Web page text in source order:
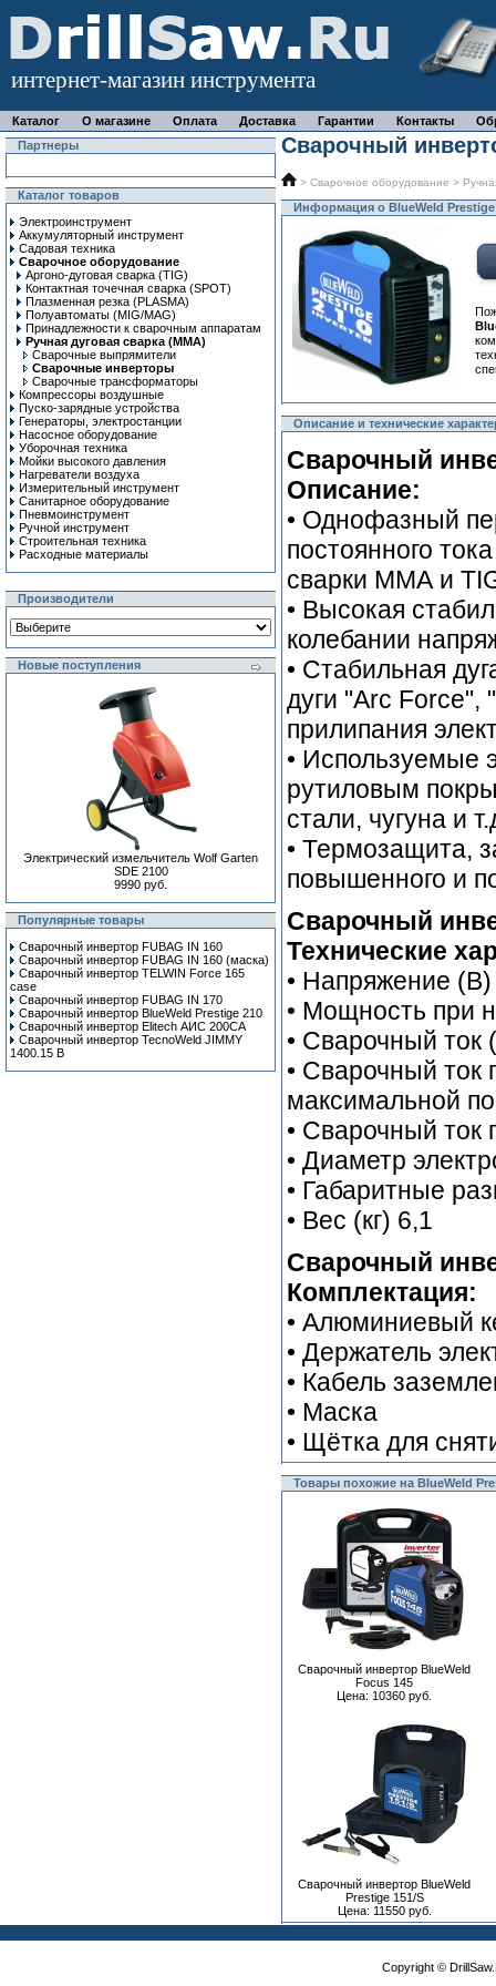
интернет-магазин инструмента
Каталог О магазине Оплата Доставка Гарантии Контакты
Партнеры
Каталог товаров
Электроинструмент
Аккумуляторный инструмент
Садовая техника
Сварочное оборудование
Аргоно-дуговая сварка (TIG)
Контактная точечная сварка (SPOT)
Плазменная резка (PLASMA)
Полуавтоматы (MIG/MAG)
Принадлежности к сварочным аппаратам
Ручная дуговая сварка (MMA)
Сварочные выпрямители
Сварочные инверторы
Сварочные трансформаторы
Компрессоры воздушные
Пуско-зарядные устройства
Генераторы, электростанции
Насосное оборудование
Уборочная техника
Мойки высокого давления
Нагреватели воздуха
Измерительный инструмент
Санитарное оборудование
Пневмоинструмент
Ручной инcтрумент
Строительная техника
Расходные материалы
Производители
Новые поступления
Электрический измельчитель Wolf Garten
SDE 2100
9990 руб.
Популярные товары
Сварочный инвертор FUBAG IN 160
Сварочный инвертор FUBAG IN 160 (маска)
Сварочный инвертор TELWIN Force 165
case
Сварочный инвертор FUBAG IN 170
Сварочный инвертор BlueWeld Prestige 210
Сварочный инвертор Elitech АИС 200СА
Сварочный инвертор TecnoWeld JIMMY
1400.15 B
Сварочный
> Сварочное оборудование >
Информация о BlueWeld Prestige
Описание и технические
Сварочный
Описание:
• Однофазный
постоянного
сварки ММА и
• Высокая
колебании
• Стабильная
дуги "Arc Force",
прилипания
• Используемые
рутиловым
стали, чугуна и
• Термозащита,
повышенного и
Сварочный
Технические
• Напряжение
• Мощность при
• Сварочный ток
• Сварочный ток
максимальной
• Сварочный ток
• Диаметр
• Габаритные
• Вес (кг) 6,1
Сварочный
Комплектация:
• Алюминиевый
• Держатель
• Кабель
• Маска
• Щётка для
Товары похожие на BlueWeld
Сварочный инвертор BlueWeld
Focus 145
Цена: 10360 руб.
Сварочный инвертор BlueWeld
Prestige 151/S
Цена: 11550 руб.
Copyright ©